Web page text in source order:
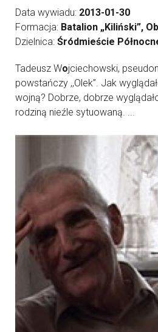
Data wywiadu: 2013-01-30
Formacja: Batalion „Kiliński”,
Dzielnica: Śródmieście
Tadeusz Wojciechowski,
powstańczy ,,Olek”. Jak
wojną? Dobrze, dobrze
rodziną nieźle sytuowaną. ...